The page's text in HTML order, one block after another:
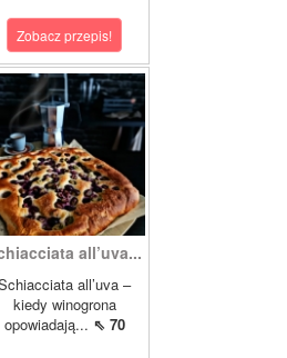
Zobacz przepis!
all’uva...
all’uva –
kiedy winogrona
opowiadają... ⇖ 70